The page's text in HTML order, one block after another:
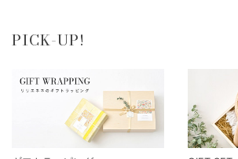
PICK-UP!